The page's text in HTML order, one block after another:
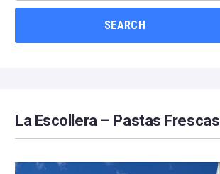
SEARCH
La Escollera – Pastas Frescas